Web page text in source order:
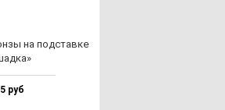
на под­став­ке
руб